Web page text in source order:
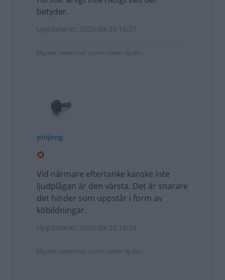
betyder.
Uppdaterat: 2020-09-25 16:27
Mycket vatten har runnit under hjulen...
pinjong
Vid närmare eftertanke kanske inte
ljudplågan är den värsta. Det är snarare
det hinder som uppstår i form av
köbildningar.
Uppdaterat: 2020-09-25 16:34
Mycket vatten har runnit under hjulen...